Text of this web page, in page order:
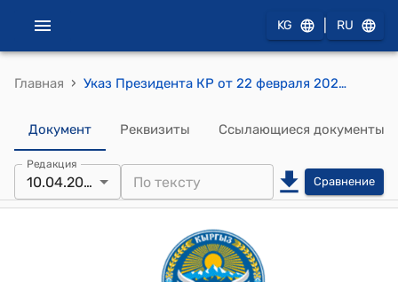
KG RU
Главная › Указ Президента КР от 22 февраля 2023 года УП № 34 "О структуре и штатной численности Администрации Президента Кыргызской Республики"
Документ Реквизиты Ссылающиеся документы
Редакция
10.04.2025 Сравнение